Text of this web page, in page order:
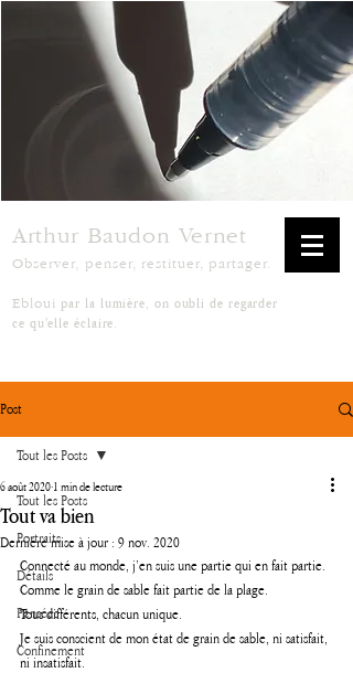
Arthur Baudon Vernet
Observer, penser, restituer, partager.
Ebloui par la lumière, on oubli de regarder
ce qu'elle éclaire.
Post
Tout les Posts
Portraits
Détails
Pensées
Confinement
Tout les Posts
Tout va bien
6 août 2020 1 min de lecture
Dernière mise à jour : 9 nov. 2020
Connecté au monde, j’en suis une partie qui en fait partie.
Comme le grain de sable fait partie de la plage.
Tous différents, chacun unique.
Je suis conscient de mon état de grain de sable, ni satisfait,
ni insatisfait.